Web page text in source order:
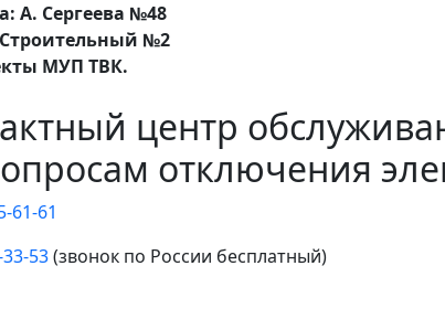
А. Сергеева №48
№2
МУП ТВК.
центр
отключения
61-61
53(звонок по России бесплатный)